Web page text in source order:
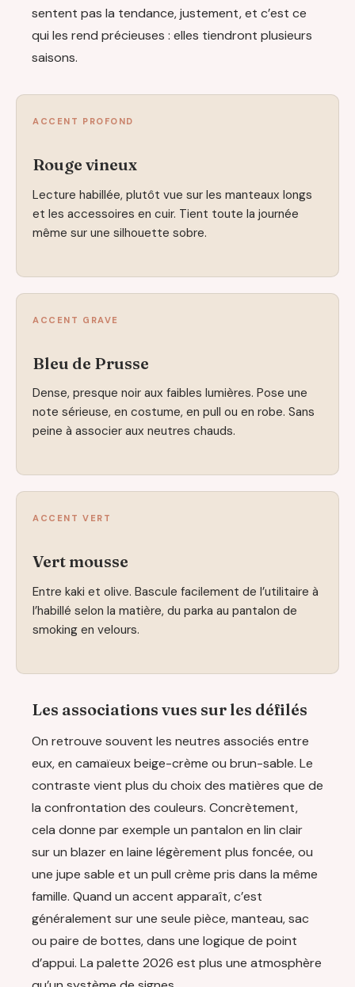
sentent pas la tendance, justement, et c’est ce
qui les rend précieuses : elles tiendront plusieurs
saisons.
ACCENT PROFOND
Rouge vineux
Lecture habillée, plutôt vue sur les manteaux longs
et les accessoires en cuir. Tient toute la journée
même sur une silhouette sobre.
ACCENT GRAVE
Bleu de Prusse
Dense, presque noir aux faibles lumières. Pose une
note sérieuse, en costume, en pull ou en robe. Sans
peine à associer aux neutres chauds.
ACCENT VERT
Vert mousse
Entre kaki et olive. Bascule facilement de l’utilitaire à
l’habillé selon la matière, du parka au pantalon de
smoking en velours.
Les associations vues sur les défilés
On retrouve souvent les neutres associés entre
eux, en camaïeux beige-crème ou brun-sable. Le
contraste vient plus du choix des matières que de
la confrontation des couleurs. Concrètement,
cela donne par exemple un pantalon en lin clair
sur un blazer en laine légèrement plus foncée, ou
une jupe sable et un pull crème pris dans la même
famille. Quand un accent apparaît, c’est
généralement sur une seule pièce, manteau, sac
ou paire de bottes, dans une logique de point
d’appui. La palette 2026 est plus une atmosphère